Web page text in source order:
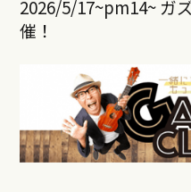
2026/5/17~pm14~ ガ
催！